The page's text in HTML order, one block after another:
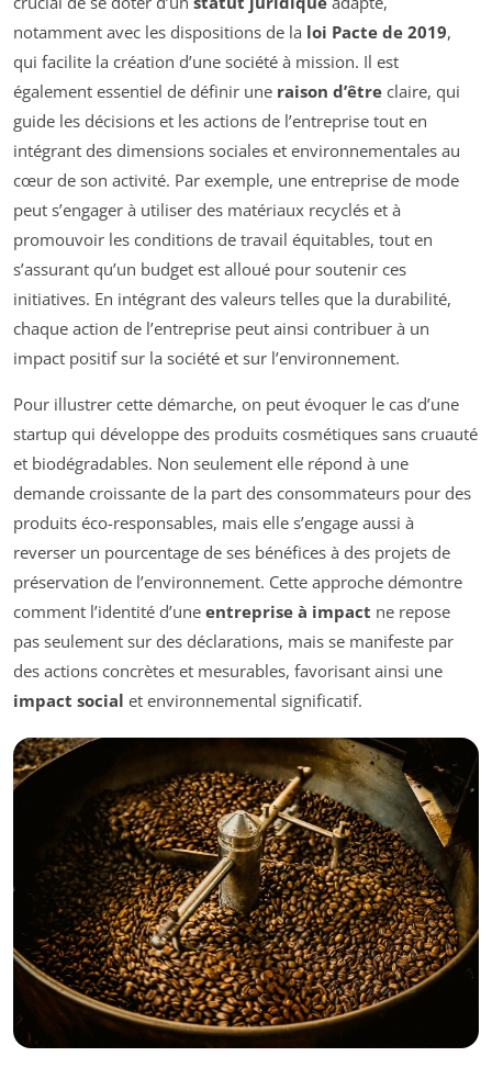
notamment avec les dispositions de la loi Pacte de 2019,
qui facilite la création d’une société à mission. Il est
également essentiel de définir une raison d’être claire, qui
guide les décisions et les actions de l’entreprise tout en
intégrant des dimensions sociales et environnementales au
cœur de son activité. Par exemple, une entreprise de mode
peut s’engager à utiliser des matériaux recyclés et à
promouvoir les conditions de travail équitables, tout en
s’assurant qu’un budget est alloué pour soutenir ces
initiatives. En intégrant des valeurs telles que la durabilité,
chaque action de l’entreprise peut ainsi contribuer à un
impact positif sur la société et sur l’environnement.
Pour illustrer cette démarche, on peut évoquer le cas d’une
startup qui développe des produits cosmétiques sans cruauté
et biodégradables. Non seulement elle répond à une
demande croissante de la part des consommateurs pour des
produits éco-responsables, mais elle s’engage aussi à
reverser un pourcentage de ses bénéfices à des projets de
préservation de l’environnement. Cette approche démontre
comment l’identité d’une entreprise à impact ne repose
pas seulement sur des déclarations, mais se manifeste par
des actions concrètes et mesurables, favorisant ainsi une
impact social et environnemental significatif.